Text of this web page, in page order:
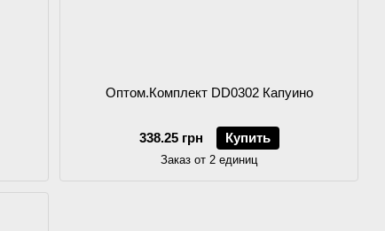
Оптом.Комплект DD0302 Капуино
338.25 грн Купить
Заказ от 2 единиц